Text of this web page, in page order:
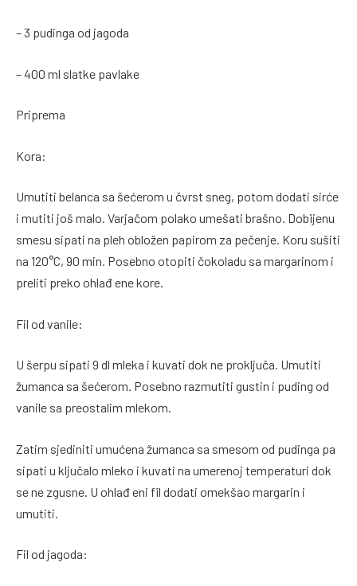
– 3 pudinga od jagoda
– 400 ml slatke pavlake
Priprema
Kora:
Umutiti belanca sa šećerom u čvrst sneg, potom dodati sirće
i mutiti još malo. Varjačom polako umešati brašno. Dobijenu
smesu sipati na pleh obložen papirom za pečenje. Koru sušiti
na 120°C, 90 min. Posebno otopiti čokoladu sa margarinom i
preliti preko ohlađ ene kore.
Fil od vanile:
U šerpu sipati 9 dl mleka i kuvati dok ne proključa. Umutiti
žumanca sa šećerom. Posebno razmutiti gustin i puding od
vanile sa preostalim mlekom.
Zatim sjediniti umućena žumanca sa smesom od pudinga pa
sipati u ključalo mleko i kuvati na umerenoj temperaturi dok
se ne zgusne. U ohlađ eni fil dodati omekšao margarin i
umutiti.
Fil od jagoda: